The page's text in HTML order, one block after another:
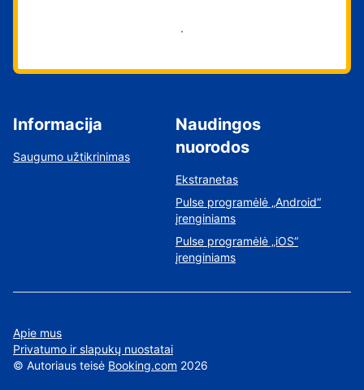
Pradėti
Informacija
Saugumo užtikrinimas
Naudingos
nuorodos
Ekstranetas
Pulse programėlė „Android“
įrenginiams
Pulse programėlė „iOS“
įrenginiams
Apie mus
Privatumo ir slapukų nuostatai
© Autoriaus teisė Booking.com 2026